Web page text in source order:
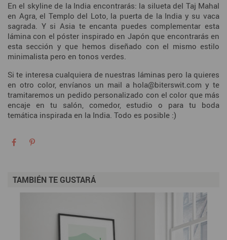
En el skyline de la India encontrarás: la silueta del Taj Mahal
en Agra, el Templo del Loto, la puerta de la India y su vaca
sagrada. Y si Asia te encanta puedes complementar esta
lámina con el póster inspirado en Japón que encontrarás en
esta sección y que hemos diseñado con el mismo estilo
minimalista pero en tonos verdes.
Si te interesa cualquiera de nuestras láminas pero la quieres
en otro color, envíanos un mail a hola@biterswit.com y te
tramitaremos un pedido personalizado con el color que más
encaje en tu salón, comedor, estudio o para tu boda
temática inspirada en la India. Todo es posible :)
TAMBIÉN TE GUSTARÁ